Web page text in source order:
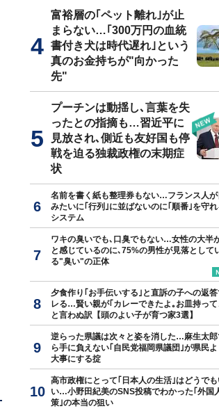
富裕層の｢ペット離れ｣が止
まらない…｢300万円の血統
書付き犬は時代遅れ｣という
真のお金持ちが"向かった
先"
プーチンは動揺し､言葉を失
ったとの指摘も…習近平に
見放され､側近も友好国も停
戦を迫る独裁政権の末期症
状
名前を書く紙も整理券もない…フランス人が
みたいに｢行列｣に並ばないのに｢順番｣を守
システム
ワキの臭いでも､口臭でもない…女性の大半
と感じているのに､75%の男性が見落として
る"臭い"の正体
夕食作り｢お手伝いする｣と直訴の子への返
レる…賢い親が｢カレーできたよ｡お皿持って
と言わぬ訳【頭のよい子が育つ家3選】
逆らった県議は次々と姿を消した…麻生太郎
ら手に負えない｢自民党福岡県議団｣が県民よ
大事にする掟
高市政権にとって｢日本人の生活｣はどうで
い…小野田紀美のSNS投稿でわかった｢外国
策｣の本当の狙い